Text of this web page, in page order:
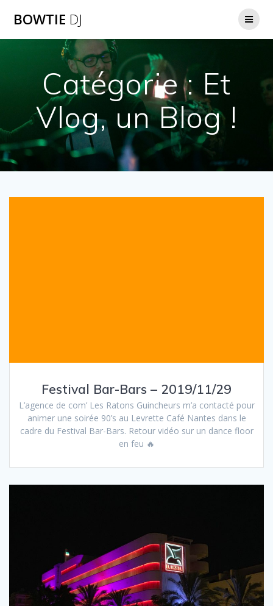
BOWTIE DJ
Catégorie : Et
Vlog, un Blog !
Festival Bar-Bars – 2019/11/29
L’agence de com’ Les Ratons Guincheurs m’a contacté pour
animer une soirée 90’s au Levrette Café Nantes dans le
cadre du Festival Bar-Bars. Retour vidéo sur un dance floor
en feu 🔥